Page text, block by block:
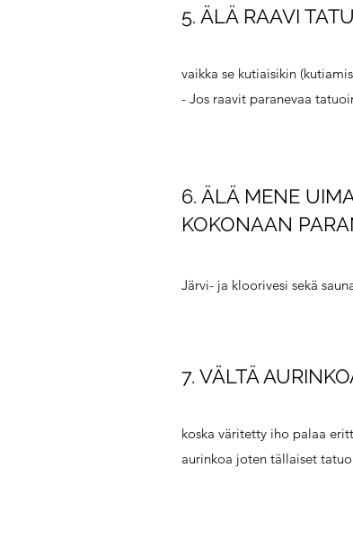
5. ÄLÄ RAAVI
vaikka se kutiaisikin
- Jos raavit paranevaa
6. ÄLÄ MENE
KOKONAAN
Järvi- ja kloorivesi sekä
7. VÄLTÄ
koska väritetty iho palaa
aurinkoa joten tällaiset